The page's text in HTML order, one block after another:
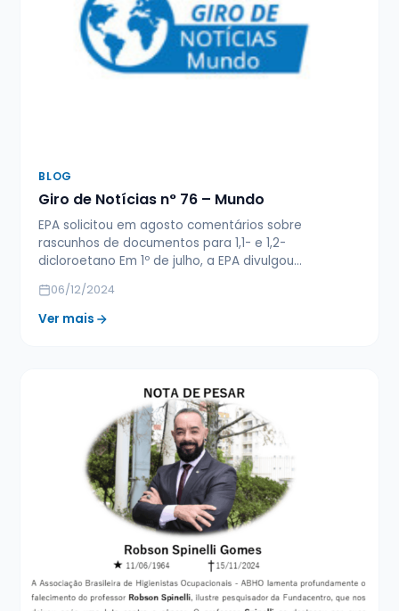
BLOG
Giro de Notícias n° 76 – Mundo
EPA solicitou em agosto comentários sobre
rascunhos de documentos para 1,1- e 1,2-
dicloroetano Em 1º de julho, a EPA divulgou…
06/12/2024
Ver mais